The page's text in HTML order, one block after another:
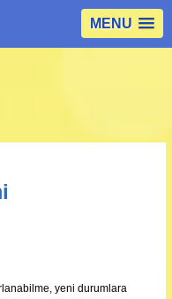
MENU
yeni durumlara